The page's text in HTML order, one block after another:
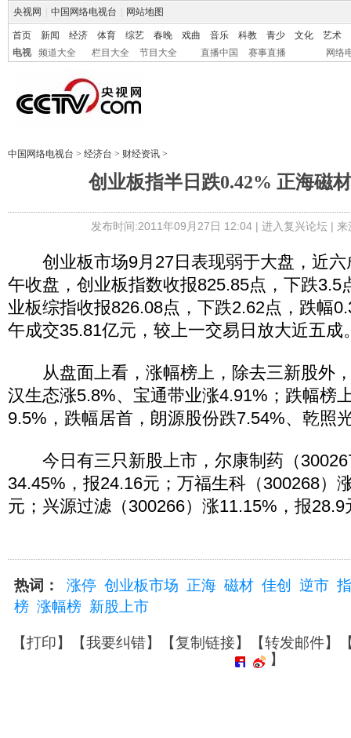
央视网 中国网络电视台 网站地图
首页 新闻 经济 体育 综艺 春晚 戏曲 音乐 科教 青少 文化
艺术
电视
频道大全 栏目大全 节目大全 直播中国 赛事直播 网络
中国网络电视台 > 经济台 > 财经资讯 >
创业板指半日跌0.42% 正海磁
发布时间:2011年09月27日 12:04 | 进入复兴论坛| 来
创业板市场9月27日表现弱于大盘，近六
午收盘，创业板指数收报825.85点，下跌3.5
业板综指收报826.08点，下跌2.62点，跌幅
午成交35.81亿元，较上一交易日放大近五成
从盘面上看，涨幅榜上，除去三新股外
汉生态涨5.8%、宝通带业涨4.91%；跌幅榜
9.5%，跌幅居首，朗源股份跌7.54%、乾照
今日有三只新股上市，尔康制药（
34.45%，报24.16元；万福生科（300268）
元；兴源过滤（300266）涨11.15%，报28.9
热词： 涨停 创业板市场 正海 磁材 佳创 逆市
榜 涨幅榜 新股上市
【打印】【我要纠错】【复制链接】【转发邮件】
】